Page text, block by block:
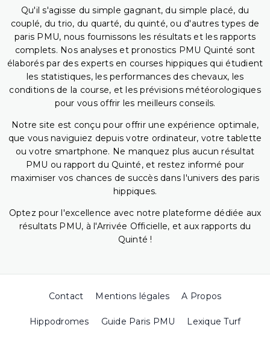
Qu'il s'agisse du simple gagnant, du simple placé, du
couplé, du trio, du quarté, du quinté, ou d'autres types de
paris PMU, nous fournissons les résultats et les rapports
complets. Nos analyses et pronostics PMU Quinté sont
élaborés par des experts en courses hippiques qui étudient
les statistiques, les performances des chevaux, les
conditions de la course, et les prévisions météorologiques
pour vous offrir les meilleurs conseils.
Notre site est conçu pour offrir une expérience optimale,
que vous naviguiez depuis votre ordinateur, votre tablette
ou votre smartphone. Ne manquez plus aucun résultat
PMU ou rapport du Quinté, et restez informé pour
maximiser vos chances de succès dans l'univers des paris
hippiques.
Optez pour l'excellence avec notre plateforme dédiée aux
résultats PMU, à l'Arrivée Officielle, et aux rapports du
Quinté !
Contact Mentions légales A Propos
Hippodromes Guide Paris PMU Lexique Turf